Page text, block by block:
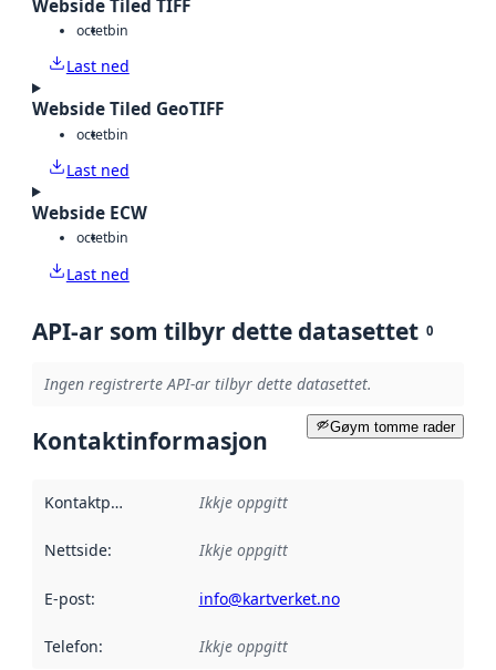
Webside Tiled TIFF
octetbin
Last ned
Webside Tiled GeoTIFF
octetbin
Last ned
Webside ECW
octetbin
Last ned
API-ar som tilbyr dette datasettet 0
Ingen registrerte API-ar tilbyr dette datasettet.
Gøym tomme rader
Kontaktinformasjon
Kontaktpunkt Ikkje oppgitt
Nettside: Ikkje oppgitt
E-post: info@kartverket.no
Telefon: Ikkje oppgitt